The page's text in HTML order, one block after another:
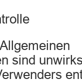
sind